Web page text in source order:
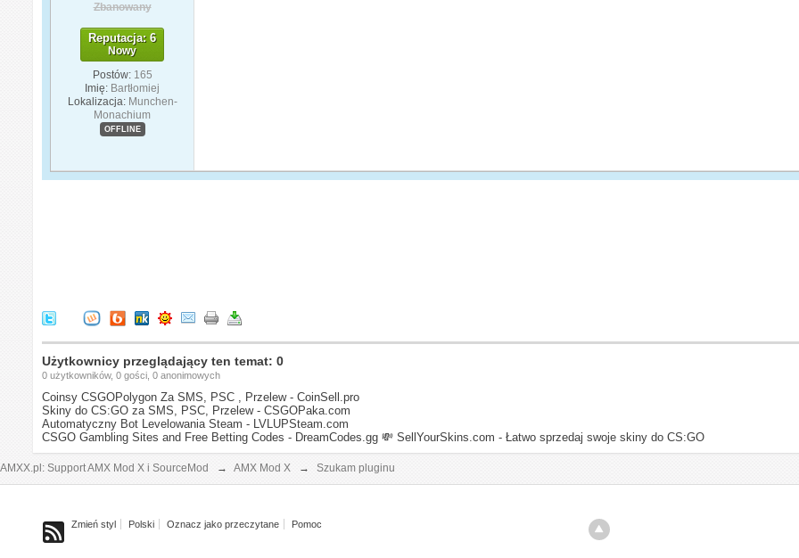
Zbanowany
Reputacja: 6
Nowy
Postów: 165
Imię: Bartłomiej
Lokalizacja: Munchen-
Monachium
OFFLINE
Użytkownicy przeglądający ten temat: 0
0 użytkowników, 0 gości, 0 anonimowych
Coinsy CSGOPolygon Za SMS, PSC , Przelew - CoinSell.pro
Skiny do CS:GO za SMS, PSC, Przelew - CSGOPaka.com
Automatyczny Bot Levelowania Steam - LVLUPSteam.com
CSGO Gambling Sites and Free Betting Codes - DreamCodes.gg 💸 SellYourSkins.com - Łatwo sprzedaj swoje skiny do CS:GO
AMXX.pl: Support AMX Mod X i SourceMod → AMX Mod X → Szukam pluginu
Zmień styl Polski Oznacz jako przeczytane Pomoc